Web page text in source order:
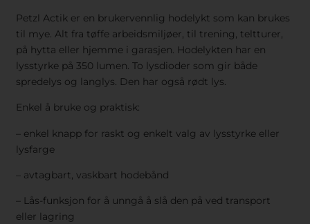
Petzl Actik er en brukervennlig hodelykt som kan brukes
til mye. Alt fra tøffe arbeidsmiljøer, til trening, teltturer,
på hytta eller hjemme i garasjen. Hodelykten har en
lysstyrke på 350 lumen. To lysdioder som gir både
spredelys og langlys. Den har også rødt lys.
Enkel å bruke og praktisk:
– enkel knapp for raskt og enkelt valg av lysstyrke eller
lysfarge
– avtagbart, vaskbart hodebånd
– Lås-funksjon for å unngå å slå den på ved transport
eller lagring